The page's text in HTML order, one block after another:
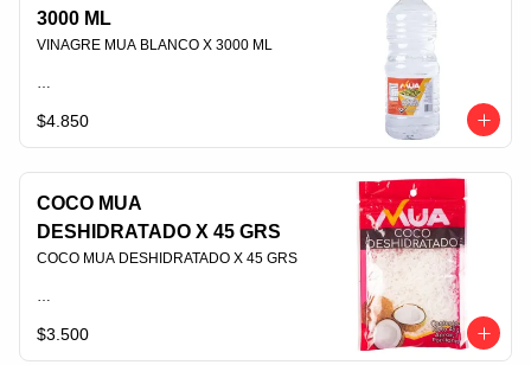
3000 ML
VINAGRE MUA BLANCO X 3000 ML
$4.850
COCO MUA
DESHIDRATADO X 45 GRS
COCO MUA DESHIDRATADO X 45 GRS
$3.500